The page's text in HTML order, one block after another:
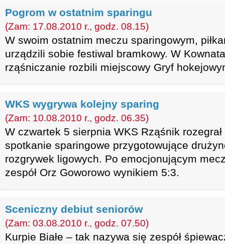
Pogrom w ostatnim sparingu
(Zam: 17.08.2010 r., godz. 08.15)
W swoim ostatnim meczu sparingowym,
urządzili sobie festiwal bramkowy. W
rząśniczanie rozbili miejscowy Gryf
WKS wygrywa kolejny sparing
(Zam: 10.08.2010 r., godz. 06.35)
W czwartek 5 sierpnia WKS Rząśnik
spotkanie sparingowe przygotowujące
rozgrywek ligowych. Po emocjonującym
zespół Orz Goworowo wynikiem 5:3.
Sceniczny debiut seniorów
(Zam: 03.08.2010 r., godz. 07.50)
Kurpie Białe – tak nazywa się zespół